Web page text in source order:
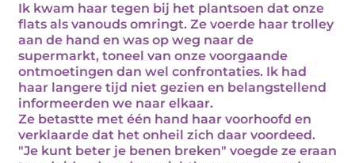
Ik kwam haar tegen bij het plantsoen dat onze
flats als vanouds omringt. Ze voerde haar trolley
aan de hand en was op weg naar de
supermarkt, toneel van onze voorgaande
ontmoetingen dan wel confrontaties. Ik had
haar langere tijd niet gezien en belangstellend
informeerden we naar elkaar.
Ze betastte met één hand haar voorhoofd en
verklaarde dat het onheil zich daar voordeed.
"Je kunt beter je benen breken" voegde ze eraan